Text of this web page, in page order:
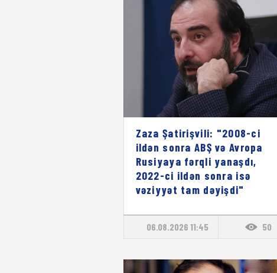
Zaza Şatirişvili: "2008-ci
ildən sonra ABŞ və Avropa
Rusiyaya fərqli yanaşdı,
2022-ci ildən sonra isə
vəziyyət tam dəyişdi"
06.08.2026 11:45 50